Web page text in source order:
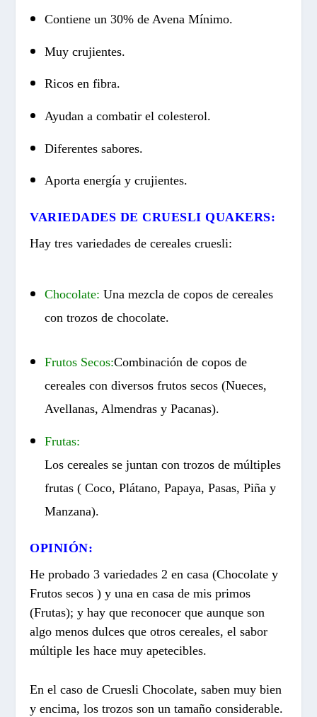
Contiene un 30% de Avena Mínimo.
Muy crujientes.
Ricos en fibra.
Ayudan a combatir el colesterol.
Diferentes sabores.
Aporta energía y crujientes.
VARIEDADES DE CRUESLI QUAKERS:
Hay tres variedades de cereales cruesli:
Chocolate: Una mezcla de copos de cereales
con trozos de chocolate.
Frutos Secos:Combinación de copos de
cereales con diversos frutos secos (Nueces,
Avellanas, Almendras y Pacanas).
Frutas:
Los cereales se juntan con trozos de múltiples
frutas ( Coco, Plátano, Papaya, Pasas, Piña y
Manzana).
OPINIÓN:
He probado 3 variedades 2 en casa (Chocolate y
Frutos secos ) y una en casa de mis primos
(Frutas); y hay que reconocer que aunque son
algo menos dulces que otros cereales, el sabor
múltiple les hace muy apetecibles.
En el caso de Cruesli Chocolate, saben muy bien
y encima, los trozos son un tamaño considerable.